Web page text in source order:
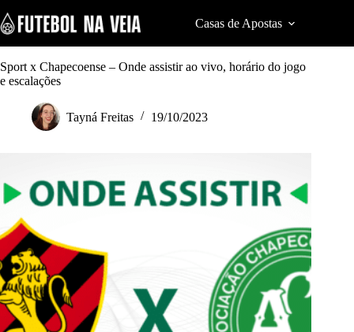
k
i
p
t
o
Casas de Apostas
Sport x Chapecoense – Onde assistir ao vivo, horário do jogo
e escalações
Tayná Freitas 19/10/2023